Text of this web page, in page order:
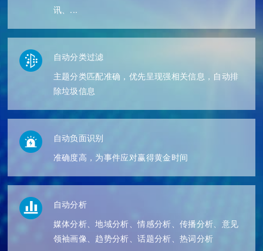
讯、...
自动分类过滤
主题分类匹配准确，优先呈现强相关信息，自动排
除垃圾信息
自动负面识别
准确度高，为事件应对赢得黄金时间
自动分析
媒体分析、地域分析、情感分析、传播分析、意见
领袖画像、趋势分析、话题分析、热词分析